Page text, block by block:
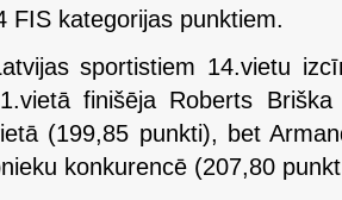
FIS kategorijas punktiem.
sportistiem 14.vietu
finišēja Roberts
(199,85 punkti), bet
konkurencē (207,80